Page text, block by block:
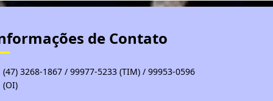
de Contato
(47) 3268-1867 / 99977-5233 (TIM) / 99953-0596
(OI)